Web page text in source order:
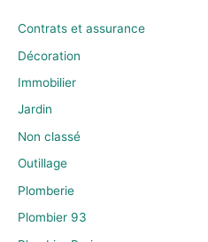
Contrats et assurance
Décoration
Immobilier
Jardin
Non classé
Outillage
Plomberie
Plombier 93